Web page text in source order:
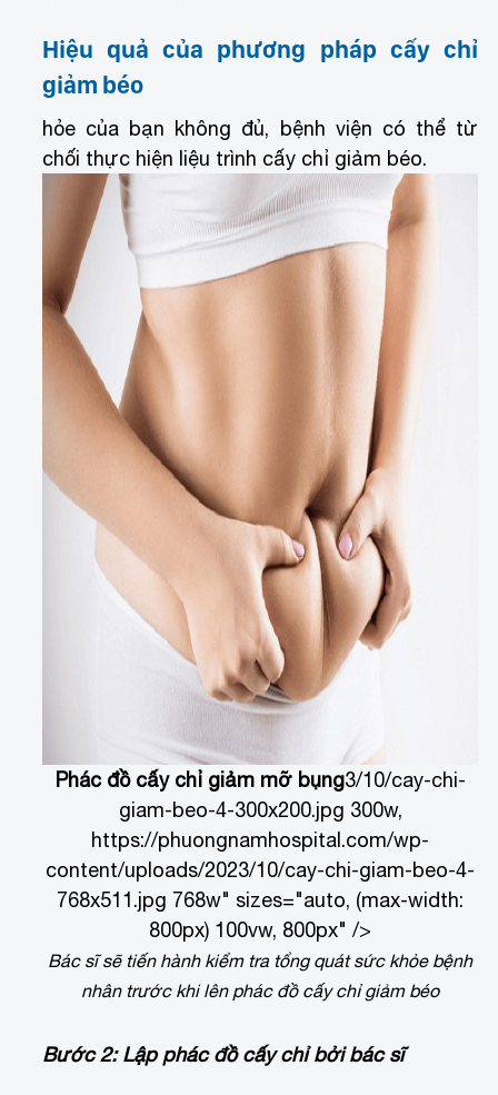
Hiệu quả của phương pháp cấy chỉ
giảm béo
hỏe của bạn không đủ, bệnh viện có thể từ
chối thực hiện liệu trình cấy chỉ giảm béo.
Phác đồ cấy chỉ giảm mỡ bụng3/10/cay-chi-
giam-beo-4-300x200.jpg 300w,
https://phuongnamhospital.com/wp-
content/uploads/2023/10/cay-chi-giam-beo-4-
768x511.jpg 768w" sizes="auto, (max-width:
800px) 100vw, 800px" />
Bác sĩ sẽ tiến hành kiểm tra tổng quát sức khỏe bệnh
nhân trước khi lên phác đồ cấy chỉ giảm béo
Bước 2: Lập phác đồ cấy chỉ bởi bác sĩ